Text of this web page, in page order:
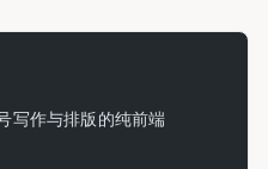
写作与排版的纯前端